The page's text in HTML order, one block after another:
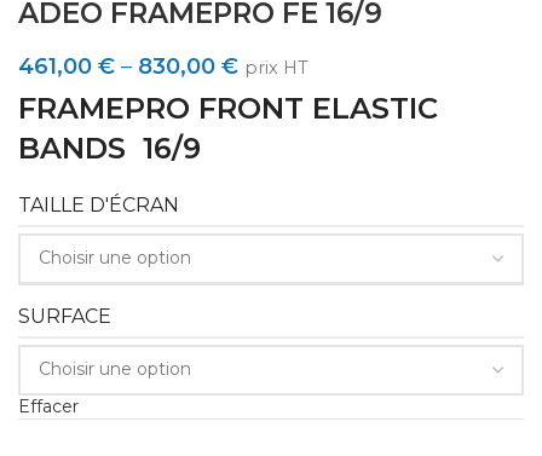
ADEO FRAMEPRO FE 16/9
461,00 € – 830,00 € prix HT
FRAMEPRO FRONT ELASTIC
BANDS 16/9
TAILLE D'ÉCRAN
SURFACE
Effacer